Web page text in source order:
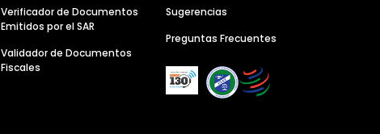
Verificador de Documentos
Emitidos por el SAR
Validador de Documentos
Fiscales
Sugerencias
Preguntas Frecuentes